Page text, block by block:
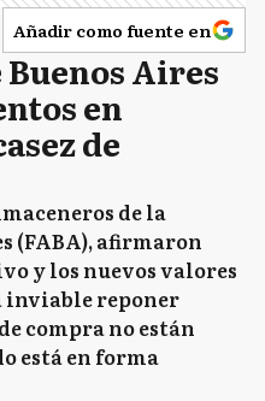
Añadir como fuente en
Aires
en
de
de la
(FABA), afirmaron
y los nuevos valores
inviable reponer
compra no están
está en forma